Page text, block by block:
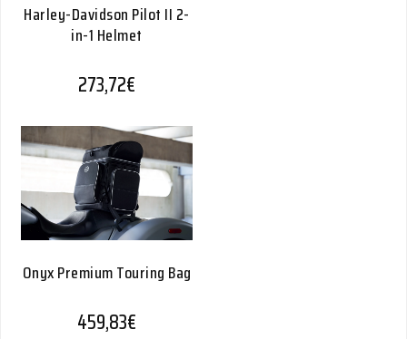
Harley-Davidson Pilot II 2-
in-1 Helmet
273,72€
Onyx Premium Touring Bag
459,83€